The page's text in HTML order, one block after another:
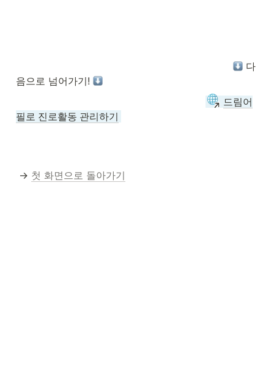
다
음으로 넘어가기!
드림어
필로 진로활동 관리하기
→ 첫 화면으로 돌아가기